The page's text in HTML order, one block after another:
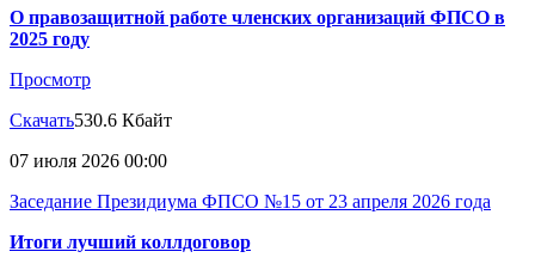
О правозащитной работе членских организаций ФПСО в
2025 году
Просмотр
Скачать530.6 Кбайт
07 июля 2026 00:00
Заседание Президиума ФПСО №15 от 23 апреля 2026 года
Итоги лучший коллдоговор